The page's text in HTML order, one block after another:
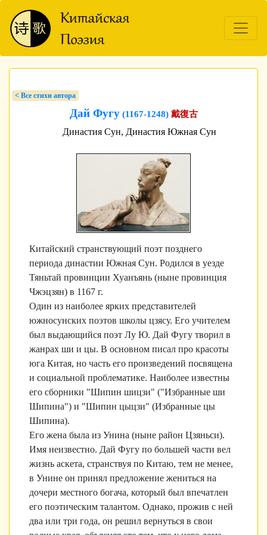
< Bсе стихи автора
Дай Фугу (1167-1248) 戴復古
Династия Сун, Династия Южная Сун
Китайский странствующий поэт позднего
периода династии Южная Сун. Родился в уезде
Тяньтай провинции Хуанъянь (ныне провинция
Чжэцзян) в 1167 г.
Один из наиболее ярких представителей
южносунских поэтов школы цзясу. Его учителем
был выдающийся поэт Лу Ю. Дай Фугу творил в
жанрах ши и цы. В основном писал про красоты
юга Китая, но часть его произведений посвящена
и социальной проблематике. Наиболее известны
его сборники "Шипин шицзи" ("Избранные ши
Шипина") и "Шипин цыцзи" (Избранные цы
Шипина).
Его жена была из Унина (ныне район Цзяньси).
Имя неизвестно. Дай Фугу по большей части вел
жизнь аскета, странствуя по Китаю, тем не менее,
в Унине он принял предложение жениться на
дочери местного богача, который был впечатлен
его поэтическим талантом. Однако, прожив с ней
два или три года, он решил вернуться в свои